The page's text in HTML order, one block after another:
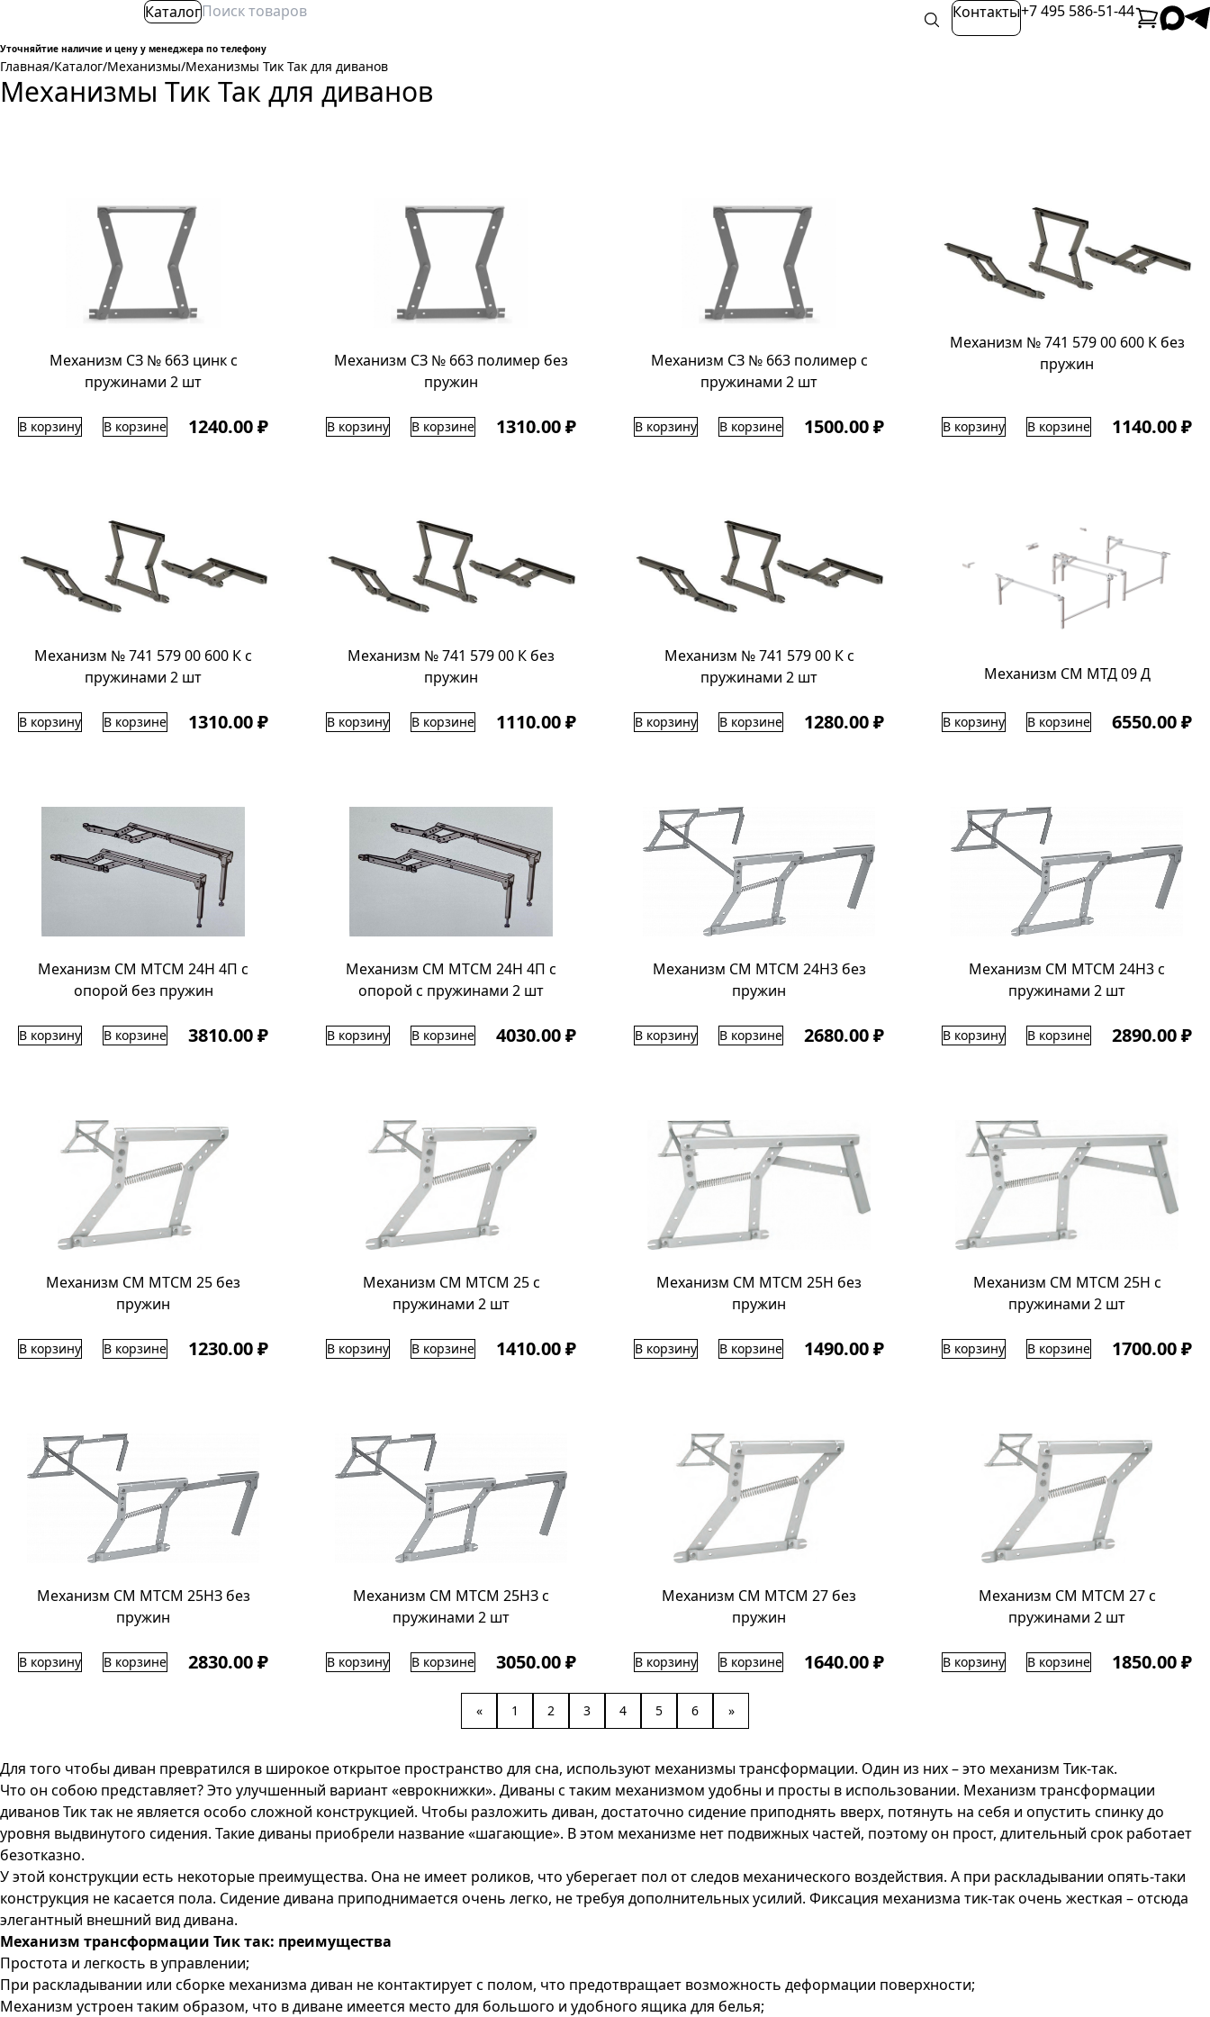
Каталог Контакты+7 495 586-51-44
Уточняйтие наличие и цену у менеджера по телефону
Главная/Каталог/Механизмы/Механизмы Тик Так для диванов
Механизмы Тик Так для диванов
Механизм СЗ № 663 цинк с
пружинами 2 шт
В корзину В корзине 1240.00 ₽
Механизм СЗ № 663 полимер без
пружин
В корзину В корзине 1310.00 ₽
Механизм СЗ № 663 полимер с
пружинами 2 шт
В корзину В корзине 1500.00 ₽
Механизм № 741 579 00 600 К без
пружин
В корзину В корзине 1140.00 ₽
Механизм № 741 579 00 600 К с
пружинами 2 шт
В корзину В корзине 1310.00 ₽
Механизм № 741 579 00 К без
пружин
В корзину В корзине 1110.00 ₽
Механизм № 741 579 00 К с
пружинами 2 шт
В корзину В корзине 1280.00 ₽
Механизм СМ МТД 09 Д
В корзину В корзине 6550.00 ₽
Механизм СМ МТСМ 24Н 4П с
опорой без пружин
В корзину В корзине 3810.00 ₽
Механизм СМ МТСМ 24Н 4П с
опорой с пружинами 2 шт
В корзину В корзине 4030.00 ₽
Механизм СМ МТСМ 24Н3 без
пружин
В корзину В корзине 2680.00 ₽
Механизм СМ МТСМ 24Н3 с
пружинами 2 шт
В корзину В корзине 2890.00 ₽
Механизм СМ МТСМ 25 без
пружин
В корзину В корзине 1230.00 ₽
Механизм СМ МТСМ 25 с
пружинами 2 шт
В корзину В корзине 1410.00 ₽
Механизм СМ МТСМ 25Н без
пружин
В корзину В корзине 1490.00 ₽
Механизм СМ МТСМ 25Н с
пружинами 2 шт
В корзину В корзине 1700.00 ₽
Механизм СМ МТСМ 25НЗ без
пружин
В корзину В корзине 2830.00 ₽
Механизм СМ МТСМ 25НЗ с
пружинами 2 шт
В корзину В корзине 3050.00 ₽
Механизм СМ МТСМ 27 без
пружин
В корзину В корзине 1640.00 ₽
Механизм СМ МТСМ 27 с
пружинами 2 шт
В корзину В корзине 1850.00 ₽
« 1 2 3 4 5 6 »
Для того чтобы диван превратился в широкое открытое пространство для сна, используют механизмы трансформации. Один из них – это механизм Тик-так.
Что он собою представляет? Это улучшенный вариант «еврокнижки». Диваны с таким механизмом удобны и просты в использовании. Механизм трансформации
диванов Тик так не является особо сложной конструкцией. Чтобы разложить диван, достаточно сидение приподнять вверх, потянуть на себя и опустить спинку до
уровня выдвинутого сидения. Такие диваны приобрели название «шагающие». В этом механизме нет подвижных частей, поэтому он прост, длительный срок работает
безотказно.
У этой конструкции есть некоторые преимущества. Она не имеет роликов, что уберегает пол от следов механического воздействия. А при раскладывании опять-таки
конструкция не касается пола. Сидение дивана приподнимается очень легко, не требуя дополнительных усилий. Фиксация механизма тик-так очень жесткая – отсюда
элегантный внешний вид дивана.
Механизм трансформации Тик так: преимущества
Простота и легкость в управлении;
При раскладывании или сборке механизма диван не контактирует с полом, что предотвращает возможность деформации поверхности;
Механизм устроен таким образом, что в диване имеется место для большого и удобного ящика для белья;